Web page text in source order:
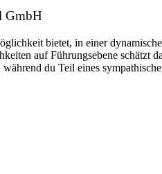
GmbH
bietet, in einer
auf Führungsebene schätzt
du Teil eines